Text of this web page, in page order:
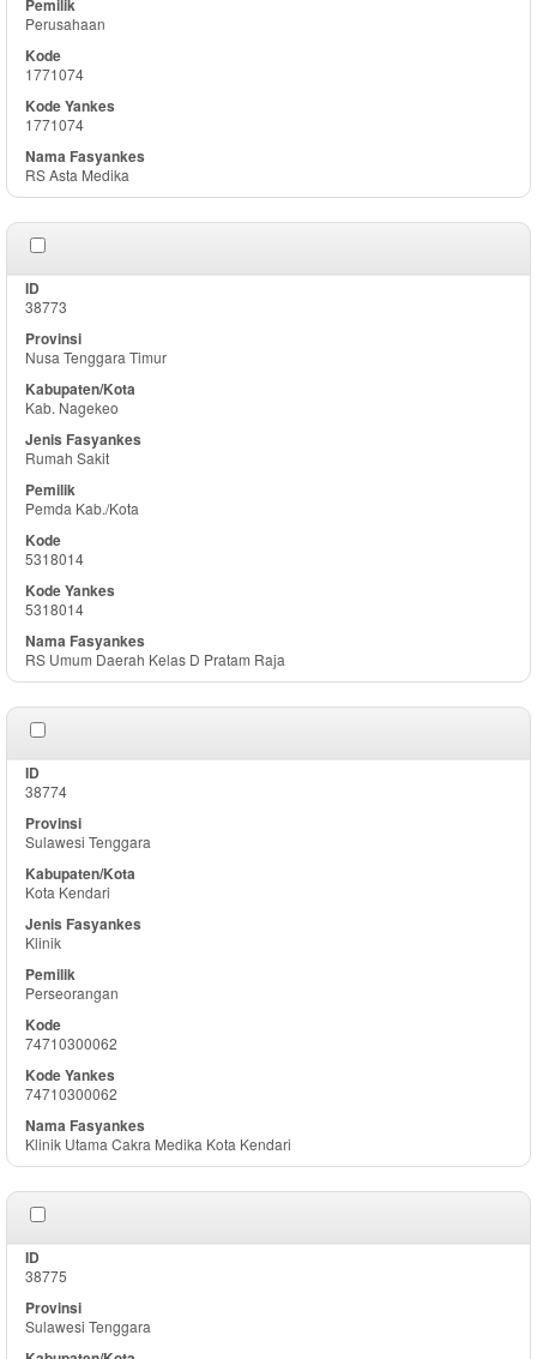
Perusahaan
1771074
1771074
RS Asta Medika
38773
Nusa Tenggara Timur
Kab. Nagekeo
Rumah Sakit
Pemda Kab./Kota
5318014
5318014
RS Umum Daerah Kelas D Pratam Raja
38774
Sulawesi Tenggara
Kota Kendari
Klinik
Perseorangan
74710300062
74710300062
Klinik Utama Cakra Medika Kota Kendari
38775
Sulawesi Tenggara